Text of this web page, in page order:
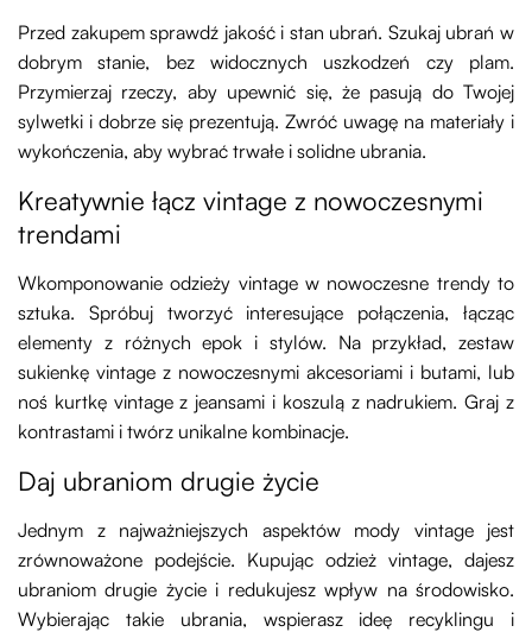
Przed zakupem sprawdź jakość i stan ubrań. Szukaj ubrań w
dobrym stanie, bez widocznych uszkodzeń czy plam.
Przymierzaj rzeczy, aby upewnić się, że pasują do Twojej
sylwetki i dobrze się prezentują. Zwróć uwagę na materiały i
wykończenia, aby wybrać trwałe i solidne ubrania.
Kreatywnie łącz vintage z nowoczesnymi
trendami
Wkomponowanie odzieży vintage w nowoczesne trendy to
sztuka. Spróbuj tworzyć interesujące połączenia, łącząc
elementy z różnych epok i stylów. Na przykład, zestaw
sukienkę vintage z nowoczesnymi akcesoriami i butami, lub
noś kurtkę vintage z jeansami i koszulą z nadrukiem. Graj z
kontrastami i twórz unikalne kombinacje.
Daj ubraniom drugie życie
Jednym z najważniejszych aspektów mody vintage jest
zrównoważone podejście. Kupując odzież vintage, dajesz
ubraniom drugie życie i redukujesz wpływ na środowisko.
Wybierając takie ubrania, wspierasz ideę recyklingu i